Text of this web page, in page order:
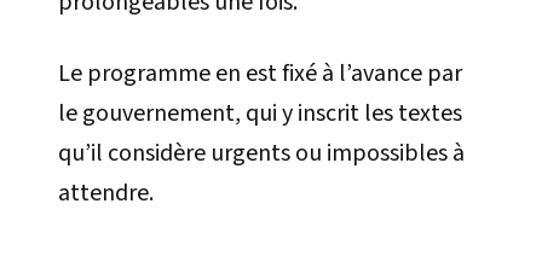
Le programme en est fixé à l’avance par
le gouvernement, qui y inscrit les textes
qu’il considère urgents ou impossibles à
attendre.